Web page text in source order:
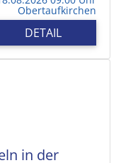
Obertaufkirchen
DETAIL
in der